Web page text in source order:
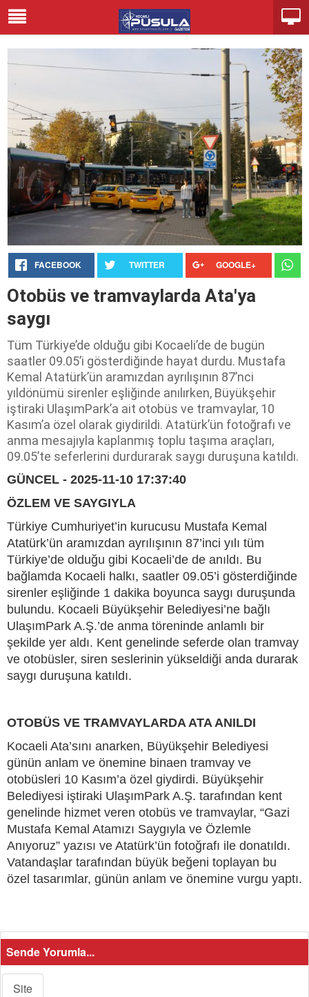
FACEBOOK TWITTER GOOGLE+
Otobüs ve tramvaylarda Ata'ya
saygı
Tüm Türkiye’de olduğu gibi Kocaeli’de de bugün
saatler 09.05’i gösterdiğinde hayat durdu. Mustafa
Kemal Atatürk’ün aramızdan ayrılışının 87’nci
yıldönümü sirenler eşliğinde anılırken, Büyükşehir
iştiraki UlaşımPark’a ait otobüs ve tramvaylar, 10
Kasım’a özel olarak giydirildi. Atatürk’ün fotoğrafı ve
anma mesajıyla kaplanmış toplu taşıma araçları,
09.05’te seferlerini durdurarak saygı duruşuna katıldı.
GÜNCEL - 2025-11-10 17:37:40
ÖZLEM VE SAYGIYLA
Türkiye Cumhuriyet’in kurucusu Mustafa Kemal
Atatürk’ün aramızdan ayrılışının 87’inci yılı tüm
Türkiye’de olduğu gibi Kocaeli’de de anıldı. Bu
bağlamda Kocaeli halkı, saatler 09.05’i gösterdiğinde
sirenler eşliğinde 1 dakika boyunca saygı duruşunda
bulundu. Kocaeli Büyükşehir Belediyesi’ne bağlı
UlaşımPark A.Ş.’de anma töreninde anlamlı bir
şekilde yer aldı. Kent genelinde seferde olan tramvay
ve otobüsler, siren seslerinin yükseldiği anda durarak
saygı duruşuna katıldı.
OTOBÜS VE TRAMVAYLARDA ATA ANILDI
Kocaeli Ata’sını anarken, Büyükşehir Belediyesi
günün anlam ve önemine binaen tramvay ve
otobüsleri 10 Kasım’a özel giydirdi. Büyükşehir
Belediyesi iştiraki UlaşımPark A.Ş. tarafından kent
genelinde hizmet veren otobüs ve tramvaylar, “Gazi
Mustafa Kemal Atamızı Saygıyla ve Özlemle
Anıyoruz” yazısı ve Atatürk’ün fotoğrafı ile donatıldı.
Vatandaşlar tarafından büyük beğeni toplayan bu
özel tasarımlar, günün anlam ve önemine vurgu yaptı.
Sende Yorumla...
Site